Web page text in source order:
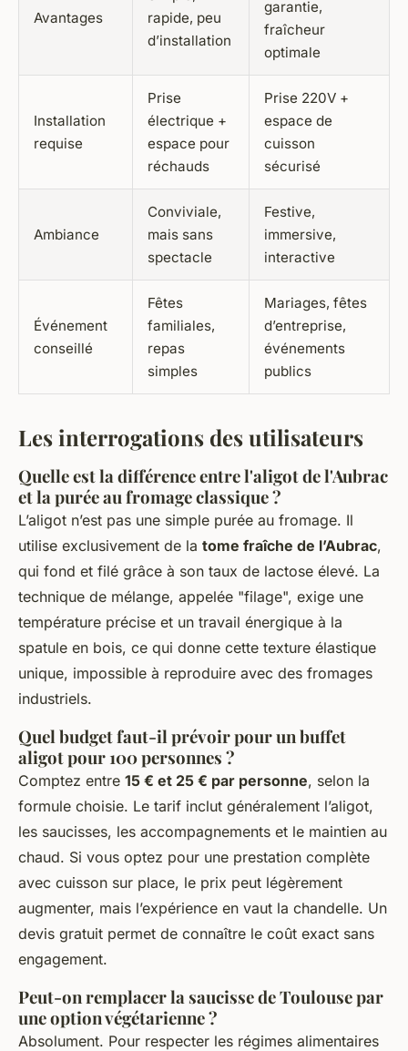
Avantages
rapide, peu
d’installation
garantie,
fraîcheur
optimale
Installation
requise
Prise
électrique +
espace pour
réchauds
Prise 220V +
espace de
cuisson
sécurisé
Ambiance
Conviviale,
mais sans
spectacle
Festive,
immersive,
interactive
Événement
conseillé
Fêtes
familiales,
repas
simples
Mariages, fêtes
d’entreprise,
événements
publics
Les interrogations des utilisateurs
Quelle est la différence entre l'aligot de l'Aubrac
et la purée au fromage classique ?
L’aligot n’est pas une simple purée au fromage. Il
utilise exclusivement de la tome fraîche de l’Aubrac,
qui fond et filé grâce à son taux de lactose élevé. La
technique de mélange, appelée "filage", exige une
température précise et un travail énergique à la
spatule en bois, ce qui donne cette texture élastique
unique, impossible à reproduire avec des fromages
industriels.
Quel budget faut-il prévoir pour un buffet
aligot pour 100 personnes ?
Comptez entre 15 € et 25 € par personne, selon la
formule choisie. Le tarif inclut généralement l’aligot,
les saucisses, les accompagnements et le maintien au
chaud. Si vous optez pour une prestation complète
avec cuisson sur place, le prix peut légèrement
augmenter, mais l’expérience en vaut la chandelle. Un
devis gratuit permet de connaître le coût exact sans
engagement.
Peut-on remplacer la saucisse de Toulouse par
une option végétarienne ?
Absolument. Pour respecter les régimes alimentaires